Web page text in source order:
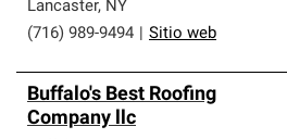
Lancaster, NY
(716) 989-9494
Sitio web
Buffalo's Best Roofing
Company llc